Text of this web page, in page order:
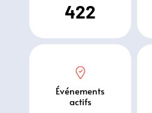
422
Événements
actifs